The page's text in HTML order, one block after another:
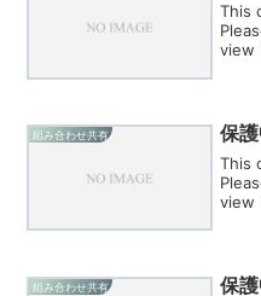
This
view
組み合わせ共有 保
This
view
組み合わせ共有 保